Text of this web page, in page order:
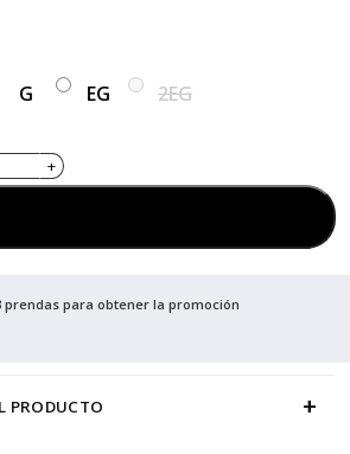
G EG
2EG
prendas para obtener la promoción
PRODUCTO +